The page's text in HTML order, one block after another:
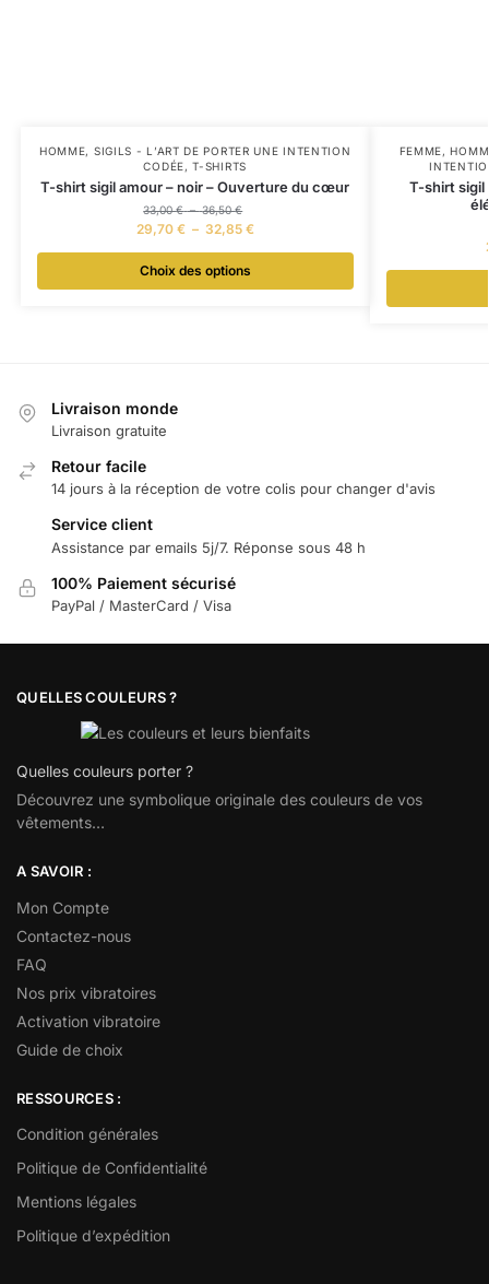
HOMME, SIGILS - L’ART DE PORTER UNE INTENTION
CODÉE,T-SHIRTS
T-shirt sigil amour – noir – Ouverture du cœur
33,00€ – 36,50€
29,70 € – 32,85 €
Choix des options
FEMME,
T-shirt sigil
Livraison monde
Livraison gratuite
Retour facile
14 jours à la réception de votre colis pour changer d'avis
Service client
Assistance par emails 5j/7. Réponse sous 48 h
100% Paiement sécurisé
PayPal / MasterCard / Visa
QUELLES COULEURS ?
Quelles couleurs porter ?
Découvrez une symbolique originale des couleurs de vos
vêtements…
A SAVOIR :
Mon Compte
Contactez-nous
FAQ
Nos prix vibratoires
Activation vibratoire
Guide de choix
RESSOURCES :
Condition générales
Politique de Confidentialité
Mentions légales
Politique d’expédition